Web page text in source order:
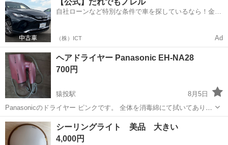
重県伊勢市》 人気の工場のお仕事 ◇タイヤの製造◇ トラック・バ
ス・RV車用を中心とした...自社ローンなど特別な条件で車を探しているなら！金利
（株）ICT Ad
ヘアドライヤー Panasonic EH-NA28
700円
猿投駅
8月5日
Panasonicのドライヤー ピンクです。 全体を消毒綿にて拭いてありま
すが、数年前より使用しており中古品であることをご理解頂きたいで
す。 動作確認は問題ありません。 電源方式 交流式 温風温度 約110℃
(ターボ...
愛知 豊田市 猿投駅 生活家電 ナノイー
シーリングライト 美品 大きい
4,000円